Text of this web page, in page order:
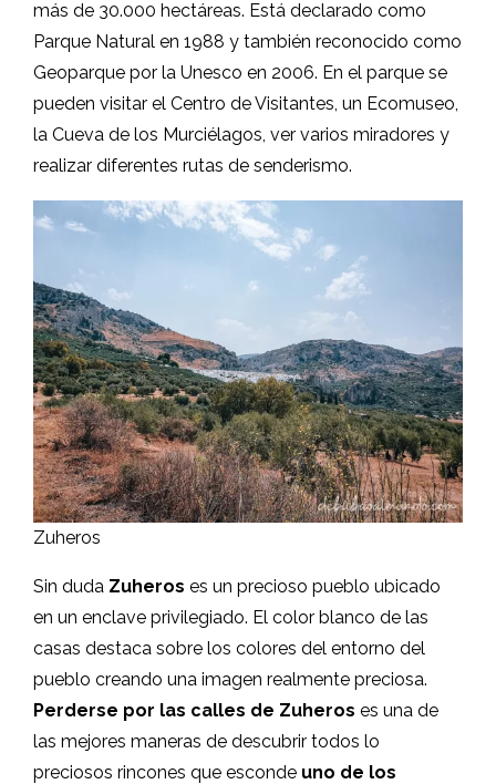
más de 30.000 hectáreas. Está declarado como
Parque Natural en 1988 y también reconocido como
Geoparque por la Unesco en 2006. En el parque se
pueden visitar el Centro de Visitantes, un Ecomuseo,
la Cueva de los Murciélagos, ver varios miradores y
realizar diferentes rutas de senderismo.
Zuheros
Sin duda Zuheros es un precioso pueblo ubicado
en un enclave privilegiado. El color blanco de las
casas destaca sobre los colores del entorno del
pueblo creando una imagen realmente preciosa.
Perderse por las calles de Zuheros es una de
las mejores maneras de descubrir todos lo
preciosos rincones que esconde uno de los